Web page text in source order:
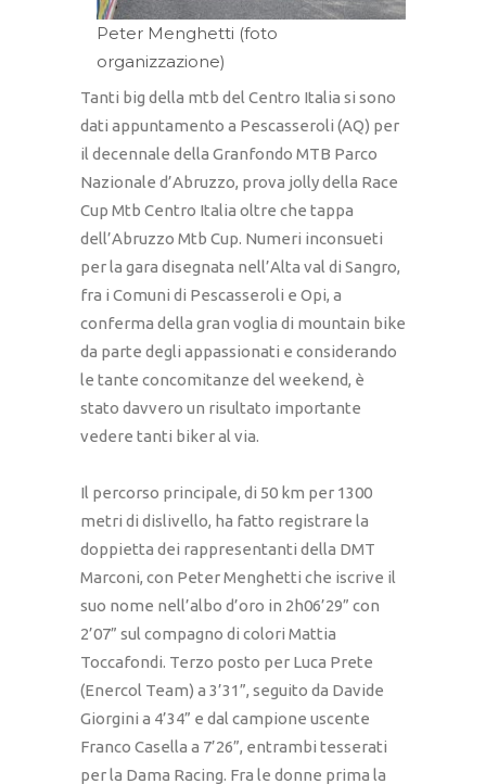
Peter Menghetti (foto
organizzazione)
Tanti big della mtb del Centro Italia si sono
dati appuntamento a Pescasseroli (AQ) per
il decennale della Granfondo MTB Parco
Nazionale d’Abruzzo, prova jolly della Race
Cup Mtb Centro Italia oltre che tappa
dell’Abruzzo Mtb Cup. Numeri inconsueti
per la gara disegnata nell’Alta val di Sangro,
fra i Comuni di Pescasseroli e Opi, a
conferma della gran voglia di mountain bike
da parte degli appassionati e considerando
le tante concomitanze del weekend, è
stato davvero un risultato importante
vedere tanti biker al via.
Il percorso principale, di 50 km per 1300
metri di dislivello, ha fatto registrare la
doppietta dei rappresentanti della DMT
Marconi, con Peter Menghetti che iscrive il
suo nome nell’albo d’oro in 2h06’29” con
2’07” sul compagno di colori Mattia
Toccafondi. Terzo posto per Luca Prete
(Enercol Team) a 3’31”, seguito da Davide
Giorgini a 4’34” e dal campione uscente
Franco Casella a 7’26”, entrambi tesserati
per la Dama Racing. Fra le donne prima la